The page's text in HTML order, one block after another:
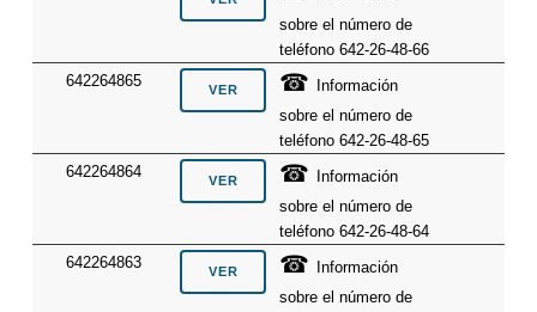
sobre el número de
teléfono 642-26-48-66
642264865
☎
Información
sobre el número de
teléfono 642-26-48-65
642264864
☎
Información
sobre el número de
teléfono 642-26-48-64
642264863
☎
Información
sobre el número de